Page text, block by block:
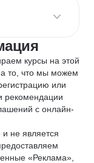
курсы на этой
то, что мы можем
или
рекомендации
с онлайн-
не является
«Реклама»,